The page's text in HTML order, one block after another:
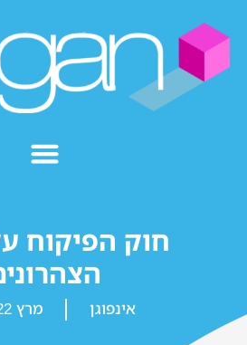
חוק הפיקוח
אינפוגן מרץ 22, 2022